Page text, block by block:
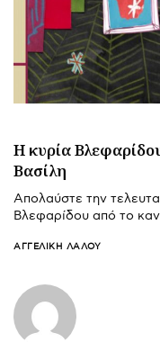
Η κυρία
Βασίλη
Απολαύστε την
Βλεφαρίδου από το
ΑΓΓΕΛΙΚΉ ΛΆΛΟΥ